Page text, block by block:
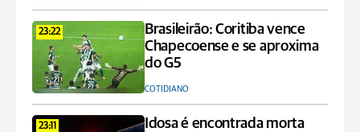
23:22
Brasileirão: Coritiba vence
Chapecoense e se aproxima
do G5
COTIDIANO
23:11
Idosa é encontrada morta